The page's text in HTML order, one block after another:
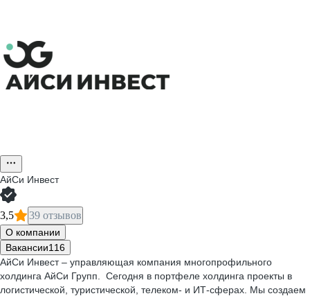
АйСи Инвест
3,5 39 отзывов
О компании
Вакансии116
АйСи Инвест – управляющая компания многопрофильного
холдинга АйСи Групп. Сегодня в портфеле холдинга проекты в
логистической, туристической, телеком- и ИТ-сферах. Мы создаем